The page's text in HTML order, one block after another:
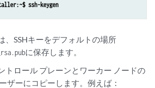
ssh-keygen
、SSHキーをデフォルトの場所
に保存します。
トロール プレーンとワーカー ノードの
ザーにコピーします。例えば：